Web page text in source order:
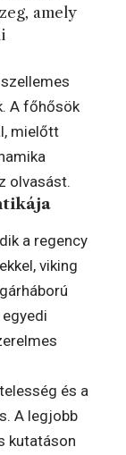
amely
A főhősök
mielőtt
olvasást.
a regency
viking
és a
A legjobb
kutatáson